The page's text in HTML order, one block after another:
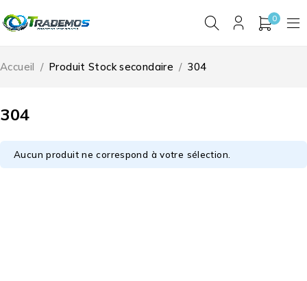
0
304
Accueil / Produit Stock secondaire / 304
Aucun produit ne correspond à votre sélection.